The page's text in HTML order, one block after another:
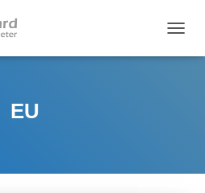
EU